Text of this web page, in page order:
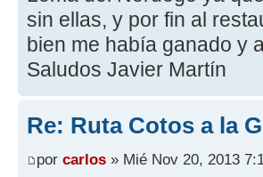
sin ellas, y por fin al
bien me había ganado y
Saludos Javier Martín
Re: Ruta Cotos a la
por carlos » Mié Nov 20, 2013